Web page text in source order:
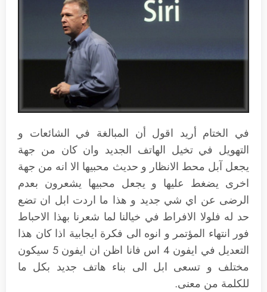
في الختام أريد اقول أن المبالغة في الشائعات و
التهويل في تخيل الهاتف الجديد وان كان من جهة
يجعل آبل محط الانظار و حديث محبيها الا انه من جهة
اخرى يضغط عليها و يجعل محبيها يشعرون بعدم
الرضى عن اي شي جديد و هذا ما اردت ابل ان تضع
حد له فلولا الافراط في خيالنا لما شعرنا بهذا الاحباط
فور انتهاء المؤتمر و انوه الى فكرة ايجابية اذا كان هذا
التعديل في ايفون 4 اس فانا اظن ان ايفون 5 سيكون
مختلف و تسعى ابل الى بناء هاتف جديد بكل ما
للكلمة من معنى.